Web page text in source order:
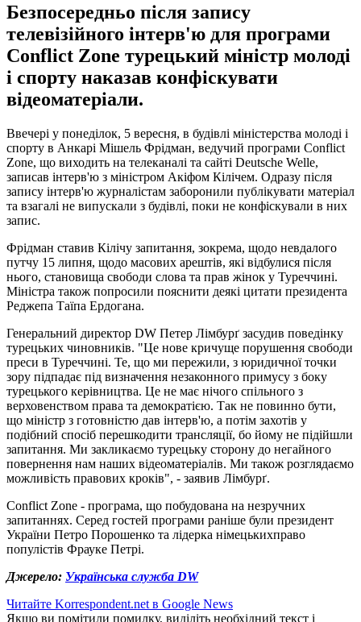
Безпосередньо після запису
телевізійного інтерв'ю для програми
Conflict Zone турецький міністр молоді
і спорту наказав конфіскувати
відеоматеріали.
Ввечері у понеділок, 5 вересня, в будівлі міністерства молоді і
спорту в Анкарі Мішель Фрідман, ведучий програми Conflict
Zone, що виходить на телеканалі та сайті Deutsche Welle,
записав інтерв'ю з міністром Акіфом Кілічем. Одразу після
запису інтерв'ю журналістам заборонили публікувати матеріал
та взагалі не випускали з будівлі, поки не конфіскували в них
запис.
Фрідман ставив Кілічу запитання, зокрема, щодо невдалого
путчу 15 липня, щодо масових арештів, які відбулися після
нього, становища свободи слова та прав жінок у Туреччині.
Міністра також попросили пояснити деякі цитати президента
Реджепа Таїпа Ердогана.
Генеральний директор DW Петер Лімбурґ засудив поведінку
турецьких чиновників. "Це нове кричуще порушення свободи
преси в Туреччині. Те, що ми пережили, з юридичної точки
зору підпадає під визначення незаконного примусу з боку
турецького керівництва. Це не має нічого спільного з
верховенством права та демократією. Так не повинно бути,
що міністр з готовністю дав інтерв'ю, а потім захотів у
подібний спосіб перешкодити трансляції, бо йому не підійшли
запитання. Ми закликаємо турецьку сторону до негайного
повернення нам наших відеоматеріалів. Ми також розглядаємо
можливість правових кроків", - заявив Лімбурґ.
Conflict Zone - програма, що побудована на незручних
запитаннях. Серед гостей програми раніше були президент
України Петро Порошенко та лідерка німецькихправо
популістів Фрауке Петрі.
Джерело: Українська служба DW
Читайте Korrespondent.net в Google News
Якщо ви помітили помилку, виділіть необхідний текст і